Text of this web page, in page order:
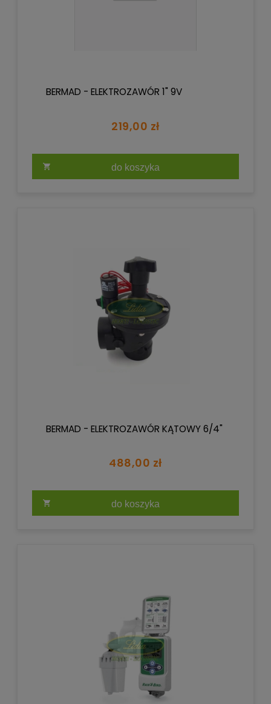
BERMAD - ELEKTROZAWÓR 1" 9V
219,00 zł
do koszyka
BERMAD - ELEKTROZAWÓR KĄTOWY 6/4"
488,00 zł
do koszyka